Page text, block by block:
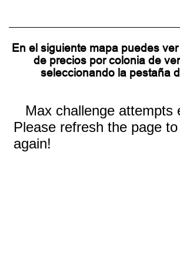
En el siguiente mapa puedes
de precios por colonia de
seleccionando la pestaña